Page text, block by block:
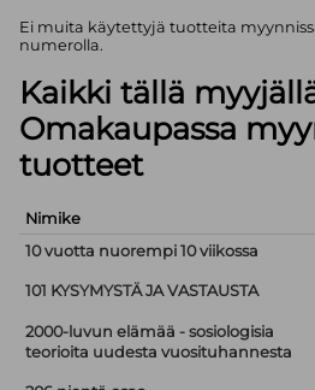
Ei muita käytettyjä tuotteita
numerolla.
Kaikki tällä
Omakaupassa
tuotteet
Nimike
10 vuotta nuorempi 10 viikossa
101 KYSYMYSTÄ JA VASTAUSTA
2000-luvun elämää - sosiologisia
teorioita uudesta vuosituhannesta